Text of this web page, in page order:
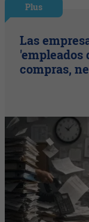
Plus
Las
'empleados
compras,